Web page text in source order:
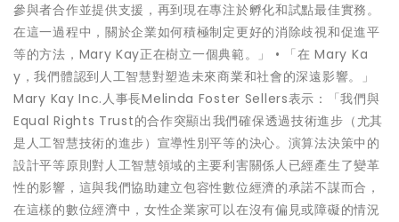
參與者合作並提供支援，再到現在專注於孵化和試點最佳實務。
在這一過程中，關於企業如何積極制定更好的消除歧視和促進平
等的方法，Mary Kay正在樹立一個典範。」 • 「在 Mary Ka
y，我們體認到人工智慧對塑造未來商業和社會的深遠影響。」
Mary Kay Inc.人事長Melinda Foster Sellers表示：「我們與
Equal Rights Trust的合作突顯出我們確保透過技術進步（尤其
是人工智慧技術的進步）宣導性別平等的決心。演算法決策中的
設計平等原則對人工智慧領域的主要利害關係人已經產生了變革
性的影響，這與我們協助建立包容性數位經濟的承諾不謀而合，
在這樣的數位經濟中，女性企業家可以在沒有偏見或障礙的情況